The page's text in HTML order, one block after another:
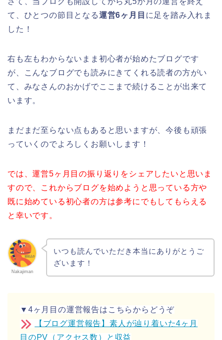
て、ひとつの節目となる運営6ヶ月目 に足を踏み入れま
した！
右も左もわからないまま初心者が始めたブログです
が、こんなブログでも読みにきてくれる読者の方がい
て、みなさんのおかげでここまで続けることが出来て
います。
まだまだ至らない点もあると思いますが、今後も頑張
っていくのでよろしくお願いします！
では、運営5ヶ月目の振り返りをシェアしたいと思いま
すので、これからブログを始めようと思っている方や
既に始めている初心者の方は参考にでもしてもらえる
と幸いです。
Nakajiman
いつも読んでいただき本当にありがとうご
ざいます！
▼4ヶ月目の運営報告はこちらからどうぞ
【ブログ運営報告】素人が辿り着いた4ヶ月
目のPV（アクセス数）と収益